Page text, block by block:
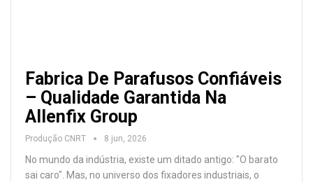
Fabrica De Parafusos Confiáveis
– Qualidade Garantida Na
Allenfix Group
Produção CNRT 8 jun, 2026
No mundo da indústria, existe um ditado antigo: "O barato
sai caro". Mas, no universo dos fixadores industriais, o